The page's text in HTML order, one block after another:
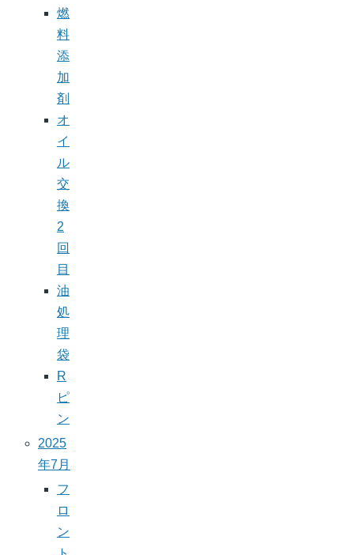
燃
料
添
加
剤
オ
イ
ル
交
換
2
回
目
油
処
理
袋
R
ピ
ン
2025
年7月
フ
ロ
ン